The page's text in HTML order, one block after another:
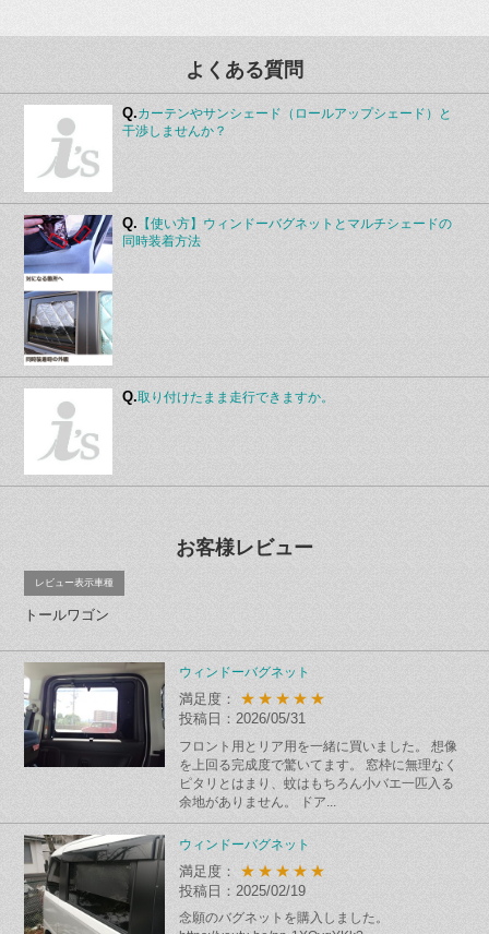
よくある質問
Q.カーテンやサンシェード（ロールアップシェード）と
干渉しませんか？
Q. 【使い方】ウィンドーバグネットとマルチシェードの
同時装着方法
Q.取り付けたまま走行できますか。
お客様レビュー
レビュー表示車種
トールワゴン
ウィンドーバグネット
満足度： ★★★★★
投稿日：2026/05/31
フロント用とリア用を一緒に買いました。 想像
を上回る完成度で驚いてます。 窓枠に無理なく
ピタリとはまり、蚊はもちろん小バエ一匹入る
余地がありません。 ドア...
ウィンドーバグネット
満足度： ★★★★★
投稿日：2025/02/19
念願のバグネットを購入しました。